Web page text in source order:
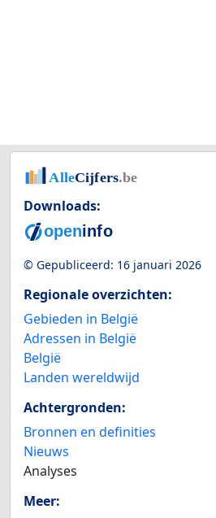
Downloads:
© Gepubliceerd: 16 januari 2026
Regionale overzichten:
Gebieden in België
Adressen in België
België
Landen wereldwijd
Achtergronden:
Bronnen en definities
Nieuws
Analyses
Meer: